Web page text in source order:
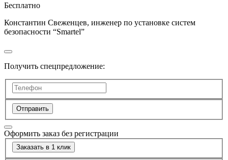
Бесплатно
Константин Свеженцев, инженер по установке систем
безопасности “Smartel”
Получить спецпредложение:
Отправить
Оформить заказ без регистрации
Заказать в 1 клик